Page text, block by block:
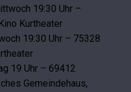
19:30 Uhr –
Kurtheater
19:30 Uhr – 75328
19 Uhr – 69412
Gemeindehaus,